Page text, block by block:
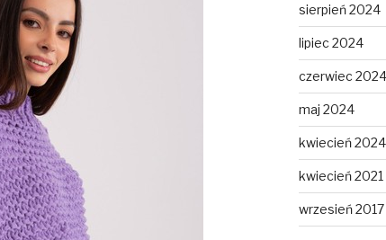
sierpień 2024
lipiec 2024
czerwiec 2024
maj 2024
kwiecień 2024
kwiecień 2021
wrzesień 2017